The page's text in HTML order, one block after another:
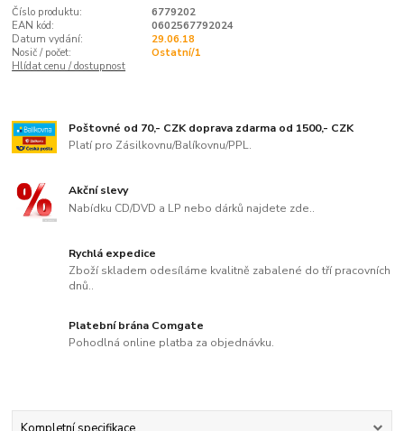
Číslo produktu:
6779202
EAN kód:
0602567792024
Datum vydání:
29.06.18
Nosič / počet:
Ostatní/1
Hlídat cenu / dostupnost
Poštovné od 70,- CZK doprava zdarma od 1500,- CZK
Platí pro Zásilkovnu/Balíkovnu/PPL.
Akční slevy
Nabídku CD/DVD a LP nebo dárků najdete zde..
Rychlá expedice
Zboží skladem odesíláme kvalitně zabalené do tří pracovních
dnů..
Platební brána Comgate
Pohodlná online platba za objednávku.